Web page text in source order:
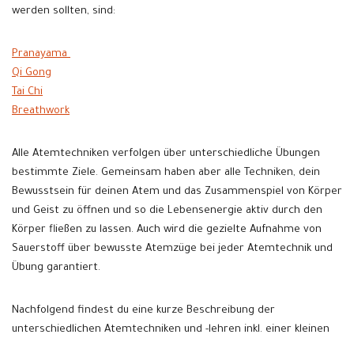
werden sollten, sind:
Pranayama
Qi Gong
Tai Chi
Breathwork
Alle Atemtechniken verfolgen über unterschiedliche Übungen
bestimmte Ziele. Gemeinsam haben aber alle Techniken, dein
Bewusstsein für deinen Atem und das Zusammenspiel von Körper
und Geist zu öffnen und so die Lebensenergie aktiv durch den
Körper fließen zu lassen. Auch wird die gezielte Aufnahme von
Sauerstoff über bewusste Atemzüge bei jeder Atemtechnik und
Übung garantiert.
Nachfolgend findest du eine kurze Beschreibung der
unterschiedlichen Atemtechniken und -lehren inkl. einer kleinen